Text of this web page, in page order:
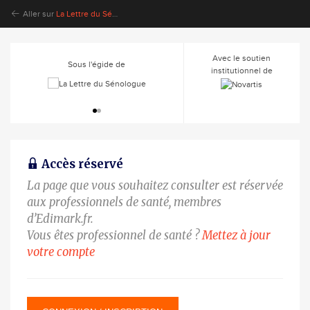
Aller sur La Lettre du Sénologue
Sous l'égide de
Avec le soutien
institutionnel de
Accès réservé
La page que vous souhaitez consulter est réservée
aux professionnels de santé, membres
d’Edimark.fr.
Vous êtes professionnel de santé ?Mettez à jour
votre compte